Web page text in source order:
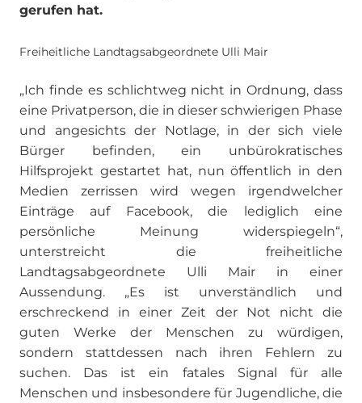
gerufen hat.
Freiheitliche Landtagsabgeordnete Ulli Mair
„Ich finde es schlichtweg nicht in Ordnung, dass
eine Privatperson, die in dieser schwierigen Phase
und angesichts der Notlage, in der sich viele
Bürger befinden, ein unbürokratisches
Hilfsprojekt gestartet hat, nun öffentlich in den
Medien zerrissen wird wegen irgendwelcher
Einträge auf Facebook, die lediglich eine
persönliche Meinung widerspiegeln“,
unterstreicht die freiheitliche
Landtagsabgeordnete Ulli Mair in einer
Aussendung. „Es ist unverständlich und
erschreckend in einer Zeit der Not nicht die
guten Werke der Menschen zu würdigen,
sondern stattdessen nach ihren Fehlern zu
suchen. Das ist ein fatales Signal für alle
Menschen und insbesondere für Jugendliche, die